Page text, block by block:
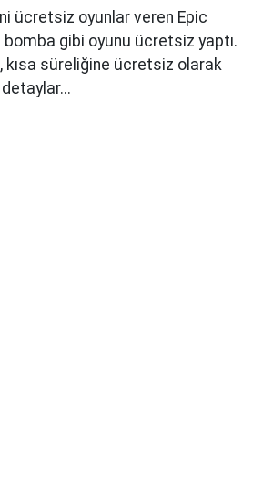
ücretsiz oyunlar veren Epic
gibi oyunu ücretsiz yaptı.
kısa süreliğine ücretsiz olarak